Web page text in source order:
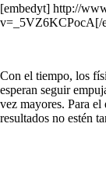
[embedyt] http://
v=_5VZ6KCPocA[/
Con el tiempo, los
esperan seguir
vez mayores. Para
resultados no estén